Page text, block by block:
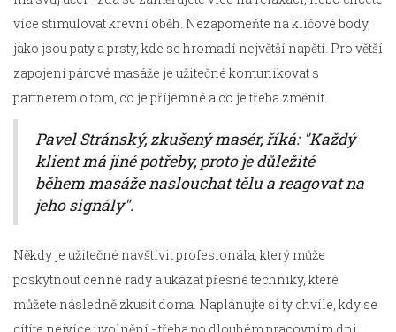
více stimulovat krevní oběh. Nezapomeňte na klíčové body,
jako jsou paty a prsty, kde se hromadí největší napětí. Pro větší
zapojení párové masáže je užitečné komunikovat s
partnerem o tom, co je příjemné a co je třeba změnit.
Pavel Stránský, zkušený masér, říká: "Každý
klient má jiné potřeby, proto je důležité
během masáže naslouchat tělu a reagovat na
jeho signály".
Někdy je užitečné navštívit profesionála, který může
poskytnout cenné rady a ukázat přesné techniky, které
můžete následně zkusit doma. Naplánujte si ty chvíle, kdy se